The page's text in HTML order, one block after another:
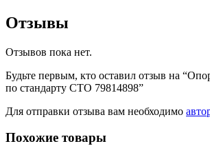
Отзывы
Отзывов пока нет.
Будьте первым, кто оставил отзыв на
по стандарту СТО 79814898”
Для отправки отзыва вам необходимо
Похожие товары